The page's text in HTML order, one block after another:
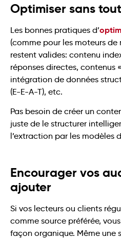
Optimiser sans
Les bonnes pratiques d’
(comme pour les moteurs
restent valides: contenu
réponses directes, contenus
intégration de données
(E-E-A-T), etc.
Pas besoin de créer un
juste de le structurer
l’extraction par les modèles
Encourager vos
ajouter
Si vos lecteurs ou clients
comme source préférée,
façon organique. Même une